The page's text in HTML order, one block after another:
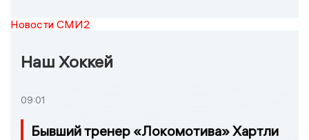
Новости СМИ2
Наш Хоккей
09:01
Бывший тренер «Локомотива» Хартли